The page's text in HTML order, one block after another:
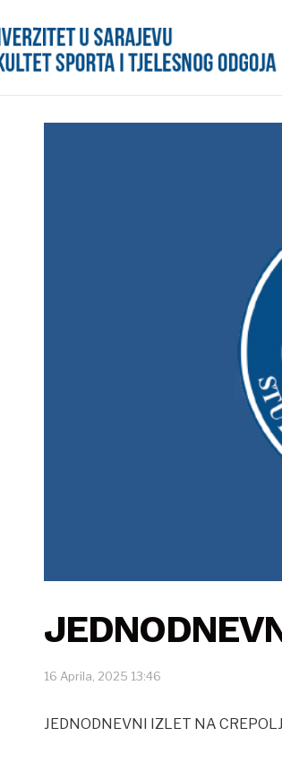
16 Aprila, 2025 13:46
JEDNODNEVNI IZLET NA